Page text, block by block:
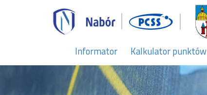
Informator Kalkulator punktów